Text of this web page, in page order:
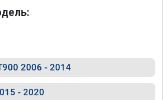
2006 - 2014
- 2020